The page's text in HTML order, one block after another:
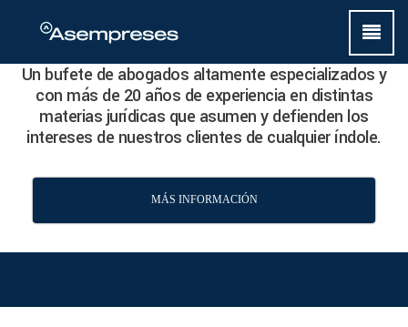
Un bufete de abogados altamente especializados y
con más de 20 años de experiencia en distintas
materias jurídicas que asumen y defienden los
intereses de nuestros clientes de cualquier índole.
MÁS INFORMACIÓN